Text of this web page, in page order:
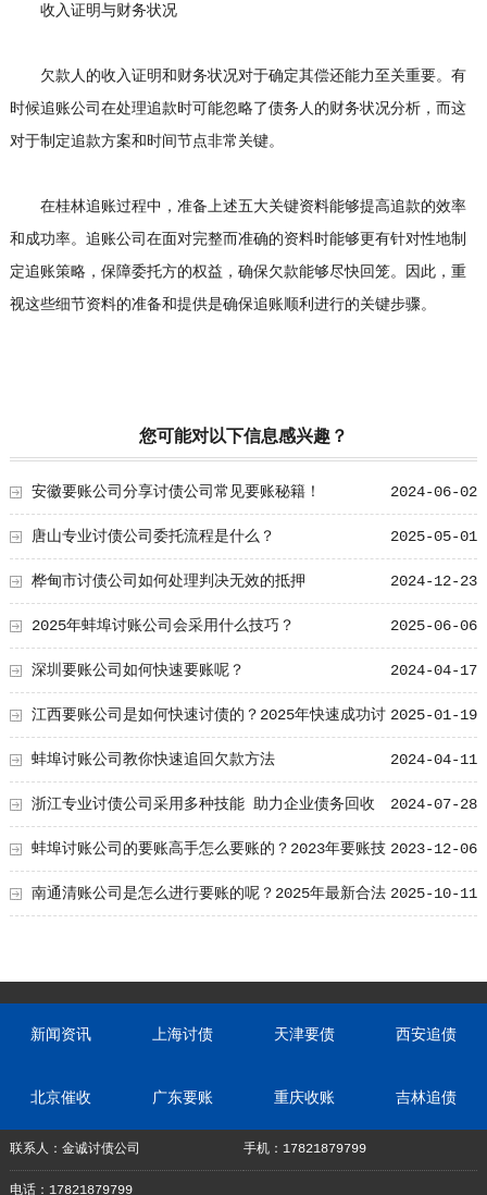
收入证明与财务状况
欠款人的收入证明和财务状况对于确定其偿还能力至关重要。有
时候追账公司在处理追款时可能忽略了债务人的财务状况分析，而这
对于制定追款方案和时间节点非常关键。
在桂林追账过程中，准备上述五大关键资料能够提高追款的效率
和成功率。追账公司在面对完整而准确的资料时能够更有针对性地制
定追账策略，保障委托方的权益，确保欠款能够尽快回笼。因此，重
视这些细节资料的准备和提供是确保追账顺利进行的关键步骤。
您可能对以下信息感兴趣？
2024-06-02
安徽要账公司分享讨债公司常见要账秘籍！
2025-05-01
唐山专业讨债公司委托流程是什么？
2024-12-23
桦甸市讨债公司如何处理判决无效的抵押
2025-06-06
2025年蚌埠讨账公司会采用什么技巧？
2024-04-17
深圳要账公司如何快速要账呢？
2025-01-19
江西要账公司是如何快速讨债的？2025年快速成功讨
债秘诀 2024-04-11
蚌埠讨账公司教你快速追回欠款方法
2024-07-28
浙江专业讨债公司采用多种技能 助力企业债务回收
2023-12-06
蚌埠讨账公司的要账高手怎么要账的？2023年要账技
巧要学会！ 2025-10-11
南通清账公司是怎么进行要账的呢？2025年最新合法
新闻资讯 上海讨债 天津要债 西安追债
北京催收 广东要账 重庆收账 吉林追债
联系人：金诚讨债公司 手机：17821879799
电话：17821879799